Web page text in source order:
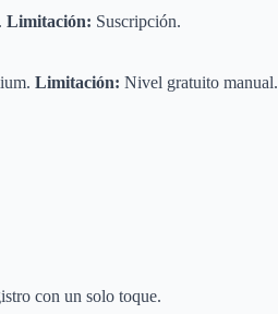
Limitación: Suscripción.
Limitación: Nivel gratuito manual.
con un solo toque.